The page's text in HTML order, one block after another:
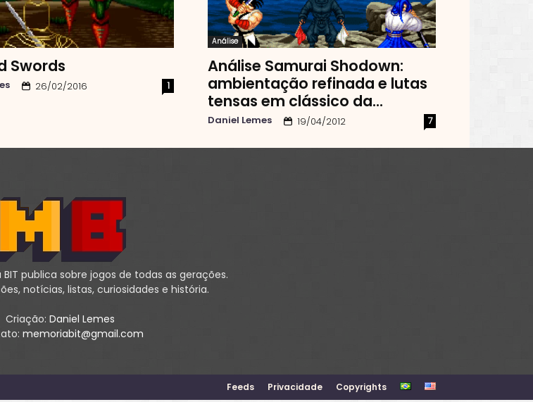
Swords
26/02/2016 1
Análise
Análise Samurai Shodown:
ambientação refinada e lutas
tensas em clássico da...
Daniel Lemes 19/04/2012 7
BIT publica sobre jogos de todas as gerações.
notícias, listas, curiosidades e história.
Criação: Daniel Lemes
memoriabit@gmail.com
Feeds Privacidade Copyrights